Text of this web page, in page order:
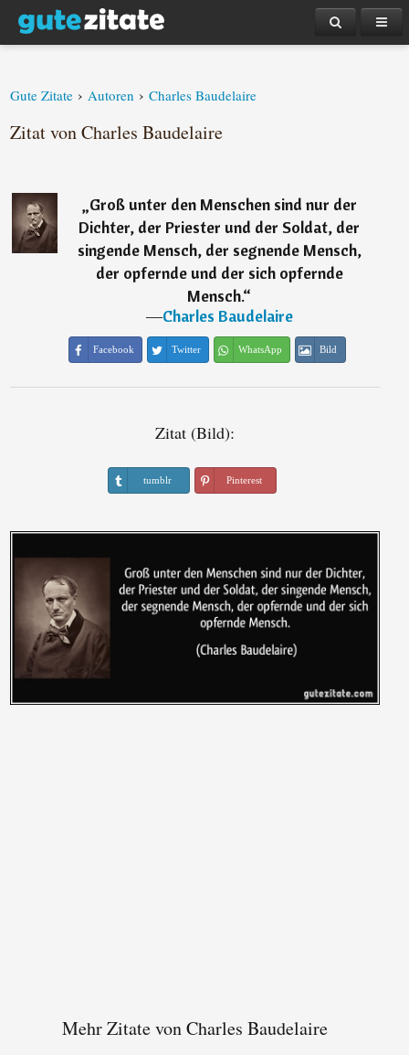
Gute Zitate › Autoren › Charles Baudelaire
Zitat von Charles Baudelaire
„Groß unter den Menschen sind nur der
Dichter, der Priester und der Soldat, der
singende Mensch, der segnende Mensch,
der opfernde und der sich opfernde
Mensch.“
―Charles Baudelaire
Facebook Twitter WhatsApp Bild
Zitat (Bild):
tumblr Pinterest
Mehr Zitate von Charles Baudelaire